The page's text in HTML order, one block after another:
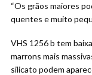
“Os grãos maiores
quentes e muito
VHS 1256 b tem
marrons mais
silicato podem